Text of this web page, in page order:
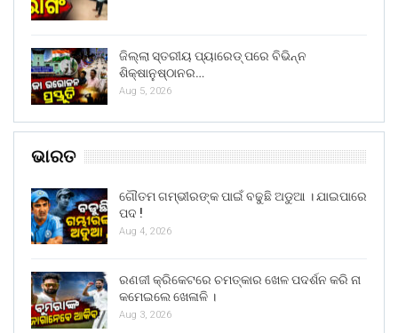
ଜିଲ୍ଲା ସ୍ତରୀୟ ପ୍ୟାରେଡ୍ ପରେ ବିଭିନ୍ନ
ଶିକ୍ଷାନୁଷ୍ଠାନର…
Aug 5, 2026
ଭାରତ
ଗୌତମ ଗମ୍ଭୀରଙ୍କ ପାଇଁ ବଢୁଛି ଅଡୁଆ । ଯାଇପାରେ
ପଦ !
Aug 4, 2026
ରଣଜୀ କ୍ରିକେଟରେ ଚମତ୍କାର ଖେଳ ପଦର୍ଶନ କରି ନା
କମେଇଲେ ଖେଳାଳି ।
Aug 3, 2026